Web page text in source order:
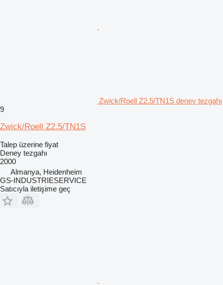
Zwick/Roell Z2.5/TN1S deney tezgahı
9
Zwick/Roell Z2.5/TN1S
Talep üzerine fiyat
Deney tezgahı
2000
Almanya, Heidenheim
GS-INDUSTRIESERVICE
Satıcıyla iletişime geç